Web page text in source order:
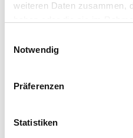
weiteren Daten zusammen,
Notwendig
Präferenzen
Statistiken